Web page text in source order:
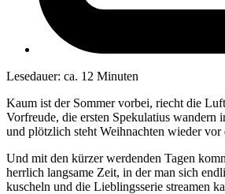
Lesedauer: ca. 12 Minuten
Kaum ist der Sommer vorbei, riecht die
Vorfreude, die ersten Spekulatius wandern
und plötzlich steht Weihnachten wieder vor
Und mit den kürzer werdenden Tagen
herrlich langsame Zeit, in der man sich
kuscheln und die Lieblingsserie streamen